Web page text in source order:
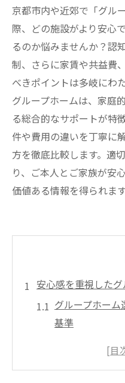
京都市内や近郊で「グル
際、どの施設がより安心
るのか悩みませんか？認
制、さらに家賃や共益費
べきポイントは多岐にわ
グループホームは、家庭
る総合的なサポートが特
件や費用の違いを丁寧に
方を徹底比較します。適
り、ご本人とご家族が安
価値ある情報を得られます
安心感を重視した
グループホー
基準
家庭的な雰囲